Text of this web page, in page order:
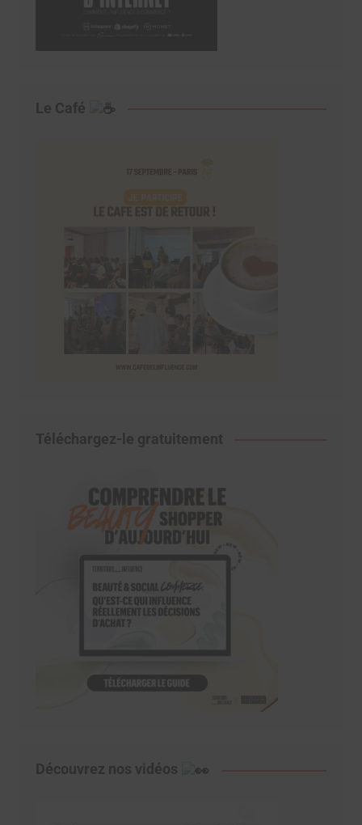
Le Café
Téléchargez-le gratuitement
Découvrez nos vidéos